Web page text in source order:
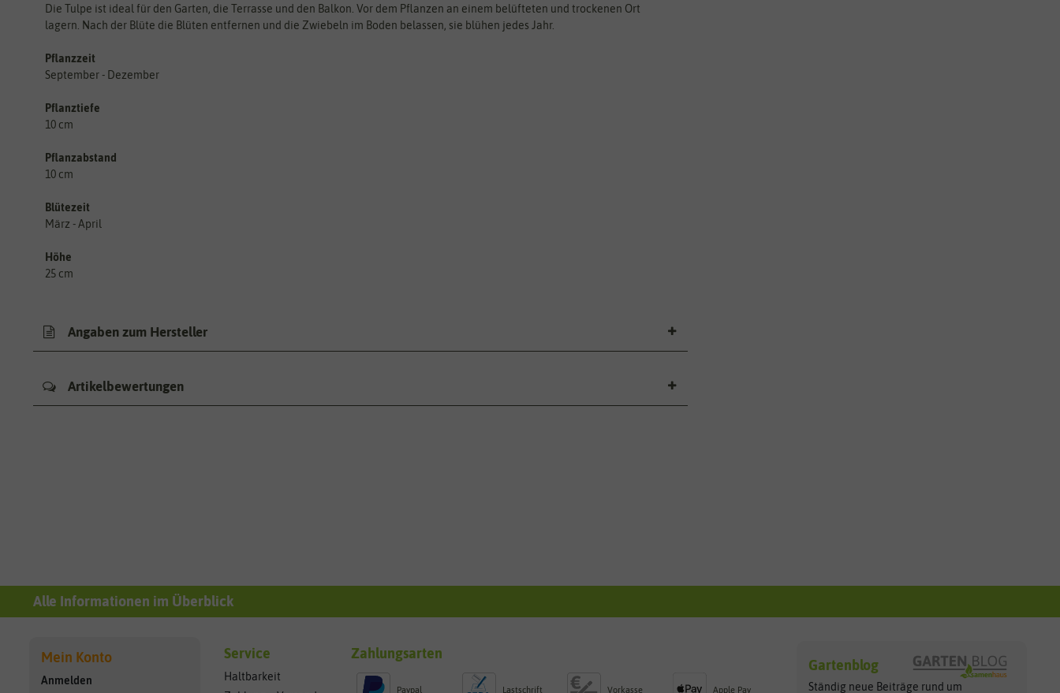
Die Tulpe ist ideal für den Garten, die Terrasse und den Balkon. Vor dem Pflanzen an einem belüfteten und trockenen Ort
lagern. Nach der Blüte die Blüten entfernen und die Zwiebeln im Boden belassen, sie blühen jedes Jahr.
Pflanzzeit
September - Dezember
Pflanztiefe
10 cm
Pflanzabstand
10 cm
Blütezeit
März - April
Höhe
25 cm
Angaben zum Hersteller
Artikelbewertungen
Alle Informationen im Überblick
Mein Konto
Anmelden
Service
Haltbarkeit
Zahlungsarten
Paypal Lastschrift Vorkasse Apple Pay
Gartenblog
Ständig neue Beiträge rund um